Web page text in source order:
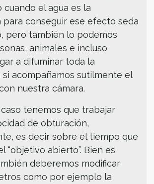
cuando el agua es la
conseguir ese efecto seda
pero también lo podemos
animales e incluso
a difuminar toda la
acompañamos sutilmente el
nuestra cámara.
tenemos que trabajar
de obturación,
es decir sobre el tiempo que
“objetivo abierto”. Bien es
deberemos modificar
como por ejemplo la